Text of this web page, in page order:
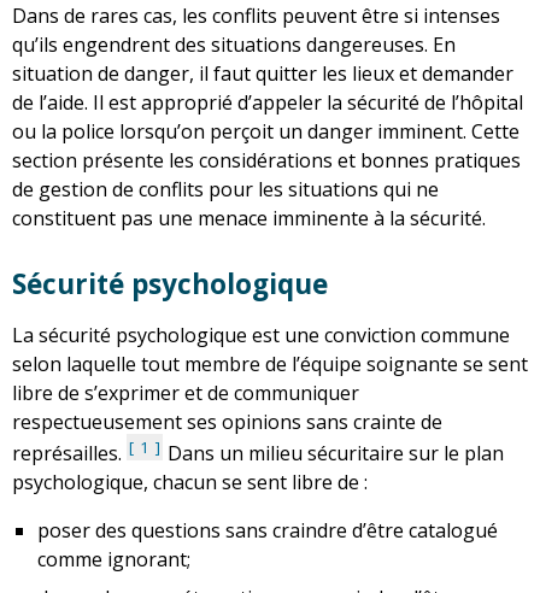
Dans de rares cas, les conflits peuvent être si intenses
qu’ils engendrent des situations dangereuses. En
situation de danger, il faut quitter les lieux et demander
de l’aide. Il est approprié d’appeler la sécurité de l’hôpital
ou la police lorsqu’on perçoit un danger imminent. Cette
section présente les considérations et bonnes pratiques
de gestion de conflits pour les situations qui ne
constituent pas une menace imminente à la sécurité.
Sécurité psychologique
La sécurité psychologique est une conviction commune
selon laquelle tout membre de l’équipe soignante se sent
libre de s’exprimer et de communiquer
respectueusement ses opinions sans crainte de
représailles.
1
Dans un milieu sécuritaire sur le plan
psychologique, chacun se sent libre de :
poser des questions sans craindre d’être catalogué
comme ignorant;